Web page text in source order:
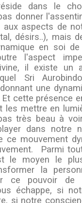
dans le
donner
aux aspects de
désirs..), mais
en soi de
l'aspect
il existe un
Sri
une
Et cette présence
les mettre en
très beau à
dans notre
ce mouvement
Parmi
le moyen le
la
ce pouvoir de
échappe, si
si notre